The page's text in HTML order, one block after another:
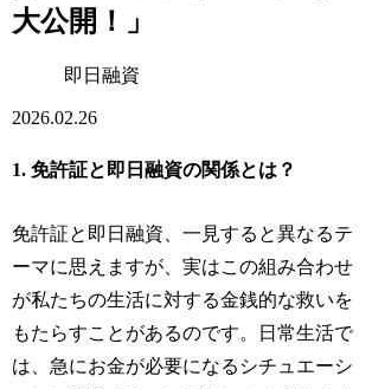
大公開！」
即日融資
2026.02.26
1. 免許証と即日融資の関係とは？
免許証と即日融資、一見すると異なるテ
ーマに思えますが、実はこの組み合わせ
が私たちの生活に対する金銭的な救いを
もたらすことがあるのです。日常生活で
は、急にお金が必要になるシチュエーシ